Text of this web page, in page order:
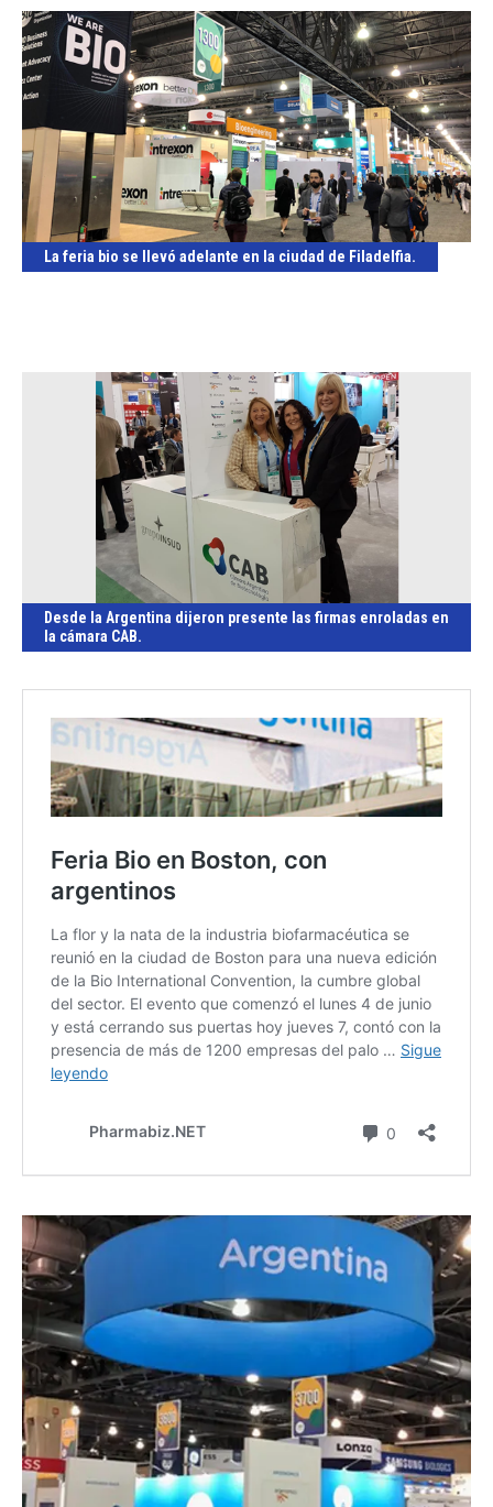
La feria bio se llevó adelante en la ciudad de Filadelfia.
Desde la Argentina dijeron presente las firmas enroladas en
la cámara CAB.